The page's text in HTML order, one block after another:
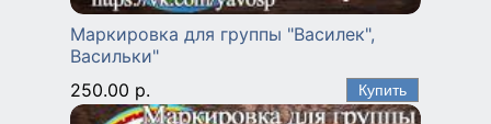
Маркировка для группы "Василек",
Васильки"
250.00 р.